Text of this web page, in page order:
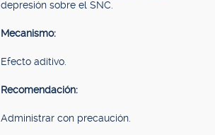
depresión sobre el SNC.
Mecanismo:
Efecto aditivo.
Recomendación:
Administrar con precaución.